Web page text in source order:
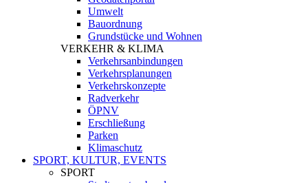
Umwelt
Bauordnung
Grundstücke und Wohnen
VERKEHR & KLIMA
Verkehrsanbindungen
Verkehrsplanungen
Verkehrskonzepte
Radverkehr
ÖPNV
Erschließung
Parken
Klimaschutz
SPORT, KULTUR, EVENTS
SPORT